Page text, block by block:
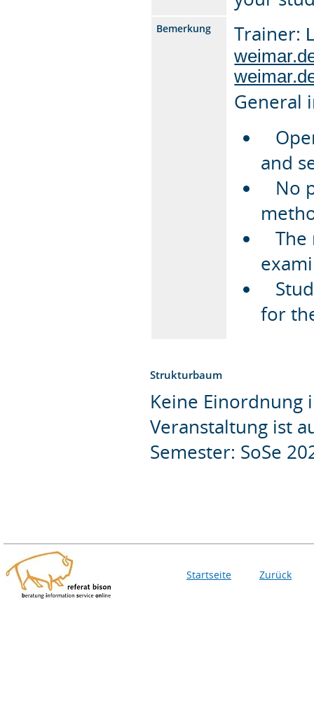
Bemerkung Trainer:
General
and
No
The
for
Strukturbaum
Keine Einordnung
Veranstaltung ist
Semester: SoSe
Startseite Zurück